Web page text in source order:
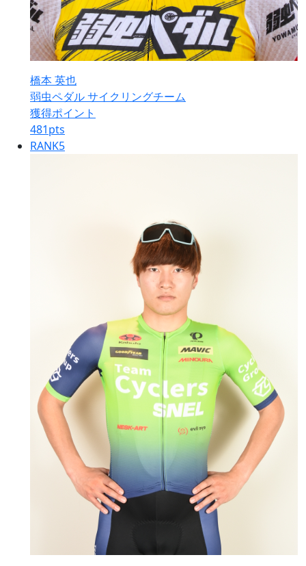
橋本 英也
弱虫ペダル サイクリングチーム
獲得ポイント
481pts
RANK5